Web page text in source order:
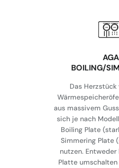
AGA
BOILING/
Das Herzstück
aus massivem
sich je nach
Boiling Plate
Simmering Plate
nutzen.
Platte umschalten